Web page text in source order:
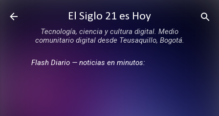
Ir al contenido principal
El Siglo 21 es Hoy
Tecnología, ciencia y cultura digital. Medio
comunitario digital desde Teusaquillo, Bogotá.
Flash Diario — noticias en minutos: